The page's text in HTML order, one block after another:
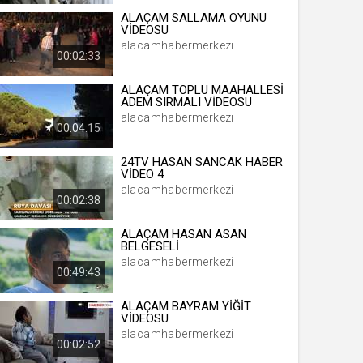
yıl
00:02:33
ALAÇAM SALLAMA OYUNU
VİDEOSU
alacamhabermerkezi
00:04:15
ALAÇAM TOPLU MAAHALLESİ
ADEM SIRMALI VİDEOSU
alacamhabermerkezi
00:02:38
24TV HASAN SANCAK HABER
VİDEO 4
alacamhabermerkezi
00:49:43
ALAÇAM HASAN ASAN
BELGESELİ
alacamhabermerkezi
00:02:52
ALAÇAM BAYRAM YİĞİT
VİDEOSU
alacamhabermerkezi